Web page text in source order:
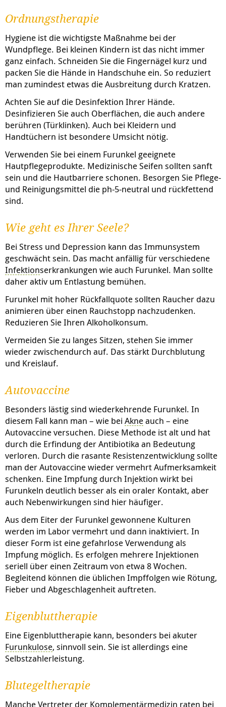
Ordnungstherapie
Hygiene ist die wichtigste Maßnahme bei der
Wundpflege. Bei kleinen Kindern ist das nicht immer
ganz einfach. Schneiden Sie die Fingernägel kurz und
packen Sie die Hände in Handschuhe ein. So reduziert
man zumindest etwas die Ausbreitung durch Kratzen.
Achten Sie auf die Desinfektion Ihrer Hände.
Desinfizieren Sie auch Oberflächen, die auch andere
berühren (Türklinken). Auch bei Kleidern und
Handtüchern ist besondere Umsicht nötig.
Verwenden Sie bei einem Furunkel geeignete
Hautpflegeprodukte. Medizinische Seifen sollten sanft
sein und die Hautbarriere schonen. Besorgen Sie Pflege-
und Reinigungsmittel die ph-5-neutral und rückfettend
sind.
Wie geht es Ihrer Seele?
Bei Stress und Depression kann das Immunsystem
geschwächt sein. Das macht anfällig für verschiedene
Infektionserkrankungen wie auch Furunkel. Man sollte
daher aktiv um Entlastung bemühen.
Furunkel mit hoher Rückfallquote sollten Raucher dazu
animieren über einen Rauchstopp nachzudenken.
Reduzieren Sie Ihren Alkoholkonsum.
Vermeiden Sie zu langes Sitzen, stehen Sie immer
wieder zwischendurch auf. Das stärkt Durchblutung
und Kreislauf.
Autovaccine
Besonders lästig sind wiederkehrende Furunkel. In
diesem Fall kann man – wie bei Akneauch – eine
Autovaccine versuchen. Diese Methode ist alt und hat
durch die Erfindung der Antibiotika an Bedeutung
verloren. Durch die rasante Resistenzentwicklung sollte
man der Autovaccine wieder vermehrt Aufmerksamkeit
schenken. Eine Impfung durch Injektion wirkt bei
Furunkeln deutlich besser als ein oraler Kontakt, aber
auch Nebenwirkungen sind hier häufiger.
Aus dem Eiter der Furunkel gewonnene Kulturen
werden im Labor vermehrt und dann inaktiviert. In
dieser Form ist eine gefahrlose Verwendung als
Impfung möglich. Es erfolgen mehrere Injektionen
seriell über einen Zeitraum von etwa 8 Wochen.
Begleitend können die üblichen Impffolgen wie Rötung,
Fieber und Abgeschlagenheit auftreten.
Eigenbluttherapie
Eine Eigenbluttherapie kann, besonders bei akuter
Furunkulose, sinnvoll sein. Sie ist allerdings eine
Selbstzahlerleistung.
Blutegeltherapie
Manche Vertreter der Komplementärmedizin raten bei